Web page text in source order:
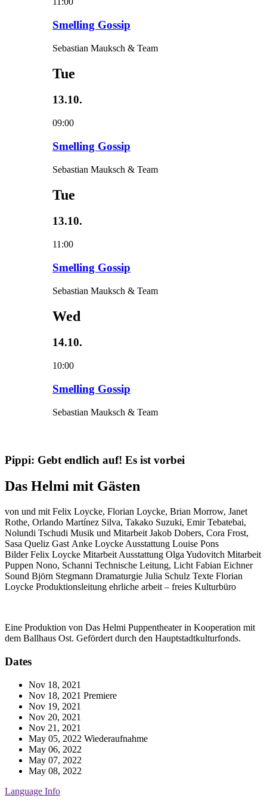
Smelling Gossip
Sebastian Mauksch & Team
Tue
13.10.
09:00
Smelling Gossip
Sebastian Mauksch & Team
Tue
13.10.
11:00
Smelling Gossip
Sebastian Mauksch & Team
Wed
14.10.
10:00
Smelling Gossip
Sebastian Mauksch & Team
Pippi: Gebt endlich auf! Es ist vorbei
Das Helmi mit Gästen
von und mit Felix Loycke, Florian Loycke, Brian Morrow, Janet
Rothe, Orlando Martínez Silva, Takako Suzuki, Emir Tebatebai,
Nolundi Tschudi Musik und Mitarbeit Jakob Dobers, Cora Frost,
Sasa Queliz Gast Anke Loycke Ausstattung Louise Pons
BilderFelix Loycke Mitarbeit Ausstattung Olga Yudovitch Mitarbeit
Puppen Nono, Schanni Technische Leitung, Licht Fabian Eichner
Sound Björn Stegmann Dramaturgie Julia Schulz Texte Florian
Loycke Produktionsleitung ehrliche arbeit – freies Kulturbüro
Eine Produktion von Das Helmi Puppentheater in Kooperation mit
dem Ballhaus Ost. Gefördert durch den Hauptstadtkulturfonds.
Dates
Nov 18, 2021
Nov 18, 2021 Premiere
Nov 19, 2021
Nov 20, 2021
Nov 21, 2021
May 05, 2022 Wiederaufnahme
May 06, 2022
May 07, 2022
May 08, 2022
Language Info